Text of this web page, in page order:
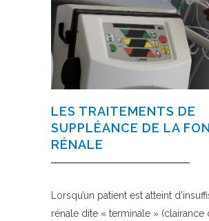
LES TRAITEMENTS DE
SUPPLÉANCE DE LA
RÉNALE
Lorsqu’un patient est atteint
rénale dite « terminale » (clairance